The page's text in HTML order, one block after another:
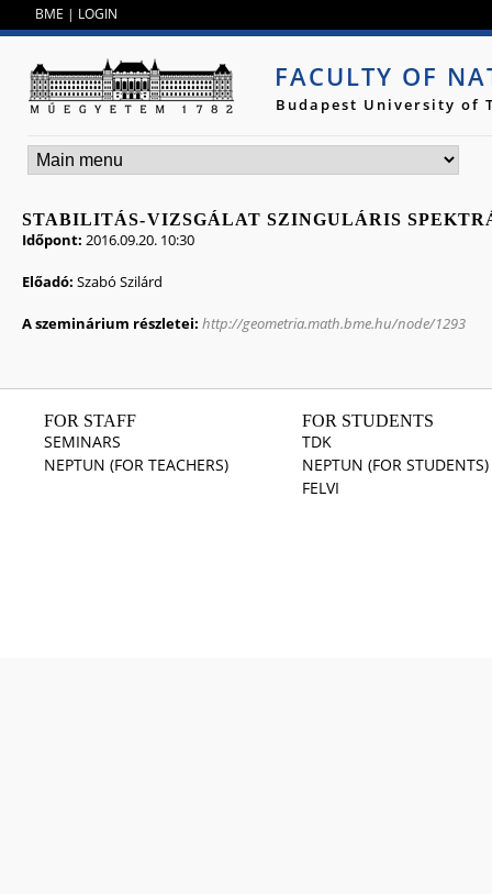
BME | LOGIN
FACULTY OF
Budapest University of
STABILITÁS-⁠VIZSGÁLAT SZINGULÁRIS
Időpont: 2016.09.20. 10:30
Előadó: Szabó Szilárd
A szeminárium részletei: http://geometria.math.bme.hu/node/1293
FOR STAFF
SEMINARS
NEPTUN (FOR TEACHERS)
FOR STUDENTS
TDK
NEPTUN (FOR STUDENTS)
FELVI